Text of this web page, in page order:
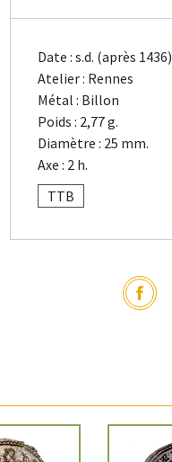
Date : s.d. (après 1436)
Atelier : Rennes
Métal : Billon
Poids : 2,77 g.
Diamètre : 25 mm.
Axe : 2 h.
TTB